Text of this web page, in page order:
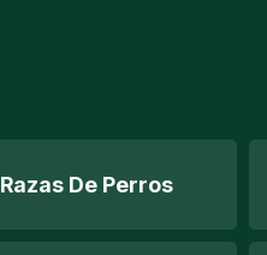
Razas De Perros